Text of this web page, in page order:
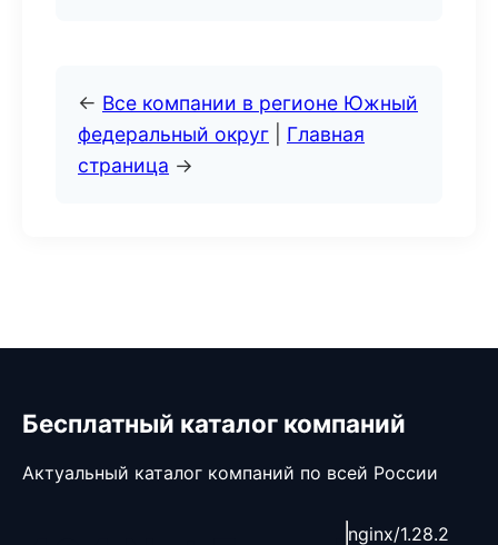
← Все компании в регионе Южный
федеральный округ
Главная
страница →
Бесплатный каталог компаний
Актуальный каталог компаний по всей России
nginx/1.28.2